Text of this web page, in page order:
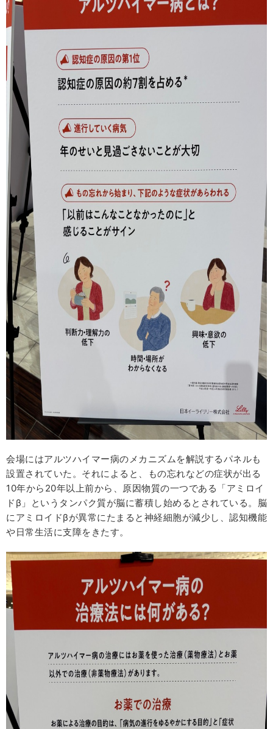
会場にはアルツハイマー病のメカニズムを解説するパネルも
設置されていた。それによると、もの忘れなどの症状が出る
10年から20年以上前から、原因物質の一つである「アミロイ
ドβ」というタンパク質が脳に蓄積し始めるとされている。脳
にアミロイドβが異常にたまると神経細胞が減少し、認知機能
や日常生活に支障をきたす。